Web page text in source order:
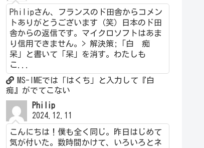
Philipさん、フランスのド田舎からコメン
トありがとうございます（笑）日本のド田
舎からの返信です。マイクロソフトはあま
り信用できません。> 解決策;「白 痴
呆」と書いて「呆」を消す。わたしも
こ...
MS-IMEでは「はくち」と入力して『白
痴』がでてこない
Philip
2024.12.11
こんにちは！僕も全く同じ。昨日はじめて
気が付いた。数時間かけて、いろいろとネ